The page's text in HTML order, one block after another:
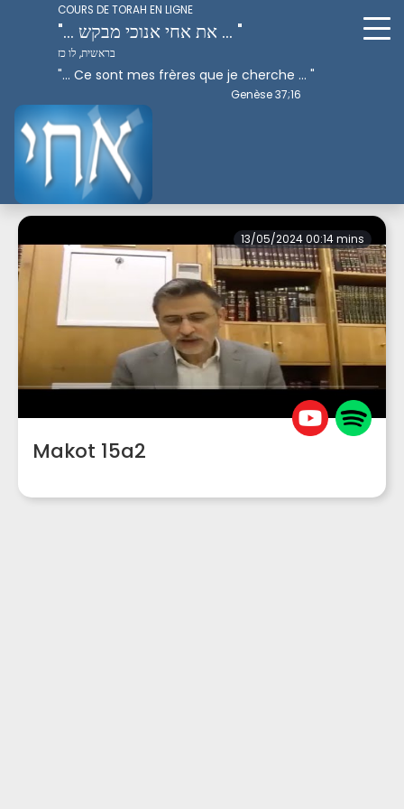
COURS DE TORAH EN LIGNE
"... את אחי אנוכי מבקש ... "
בראשית, לו כז
"... Ce sont mes frères que je cherche ... "
Genèse 37;16
Perek 3
13/05/2024 00:14 mins
Makot 15a2